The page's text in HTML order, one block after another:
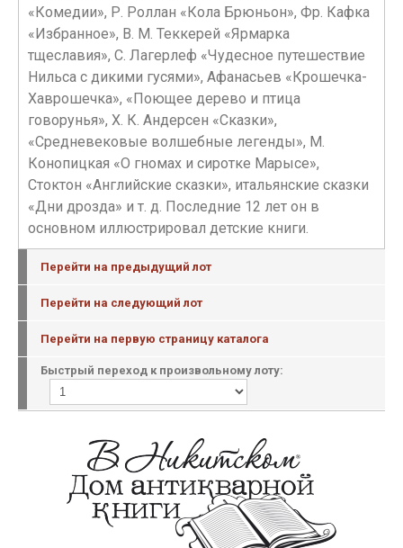
«Комедии», Р. Роллан «Кола Брюньон», Фр. Кафка
«Избранное», В. М. Теккерей «Ярмарка
тщеславия», С. Лагерлеф «Чудесное путешествие
Нильса с дикими гусями», Афанасьев «Крошечка-
Хаврошечка», «Поющее дерево и птица
говорунья», Х. К. Андерсен «Сказки»,
«Средневековые волшебные легенды», М.
Конопицкая «О гномах и сиротке Марысе»,
Стоктон «Английские сказки», итальянские сказки
«Дни дрозда» и т. д. Последние 12 лет он в
основном иллюстрировал детские книги.
Перейти на предыдущий лот
Перейти на следующий лот
Перейти на первую страницу каталога
Быстрый переход к произвольному лоту: